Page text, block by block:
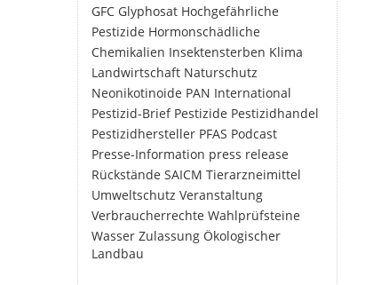
GFC Glyphosat Hochgefährliche
Pestizide Hormonschädliche
Chemikalien Insektensterben Klima
Landwirtschaft Naturschutz
Neonikotinoide PAN International
Pestizid-Brief Pestizide Pestizidhandel
Pestizidhersteller PFAS Podcast
Presse-Information press release
Rückstände SAICM Tierarzneimittel
Umweltschutz Veranstaltung
Verbraucherrechte Wahlprüfsteine
Wasser Zulassung Ökologischer
Landbau